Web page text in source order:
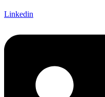
Linkedin